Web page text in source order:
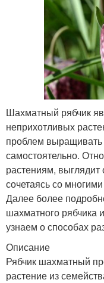
Шахматный рябчик
неприхотливых
проблем
самостоятельно.
растениям, выглядит
сочетаясь со
Далее более
шахматного рябчика
узнаем о способах
Описание
Рябчик шахматный
растение из